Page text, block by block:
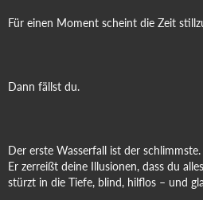
Für einen Moment scheint die Zeit
Dann fällst du.
Der erste Wasserfall ist der schlimmste.
Er zerreißt deine Illusionen, dass du
stürzt in die Tiefe, blind, hilflos – und